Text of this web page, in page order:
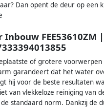
Dan opent de deur op
Inbouw
of grotere
garandeert dat het water
hij voor de beste resultaten
van vlekkeloze reiniging
standaard norm. Dankzij de